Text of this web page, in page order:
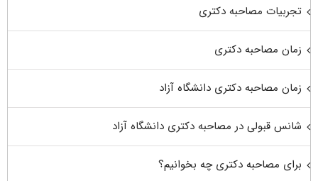
تجربیات مصاحبه دکتری
زمان مصاحبه دکتری
زمان مصاحبه دکتری دانشگاه آزاد
شانس قبولی در مصاحبه دکتری دانشگاه آزاد
برای مصاحبه دکتری چه بخوانیم؟